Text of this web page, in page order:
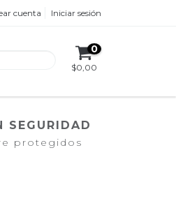
cuenta Iniciar sesión
0
$0,00
SEGURIDAD
protegidos